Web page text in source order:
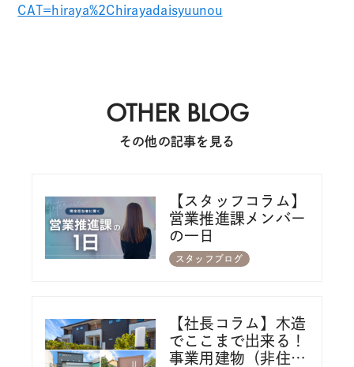
CAT=hiraya%2Chirayadaisyuunou
OTHER BLOG
その他の記事を見る
【スタッフコラム】
営業推進課メンバー
の一日
スタッフブログ
【社長コラム】木造
でここまで出来る！
事業用建物（非住